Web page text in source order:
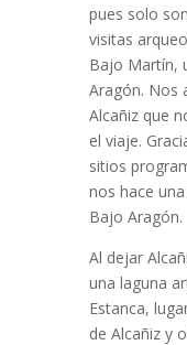
pues solo
visitas
Bajo Martín,
Aragón. Nos
Alcañiz que
el viaje.
sitios
nos hace
Bajo Aragón.
Al dejar
una laguna
Estanca,
de Alcañiz y